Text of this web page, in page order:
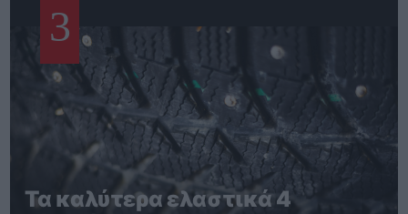
3
Τα καλύτερα ελαστικά 4